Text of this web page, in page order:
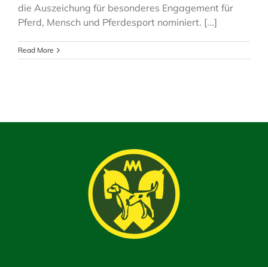
die Auszeichung für besonderes Engagement für
Pferd, Mensch und Pferdesport nominiert. [...]
Read More